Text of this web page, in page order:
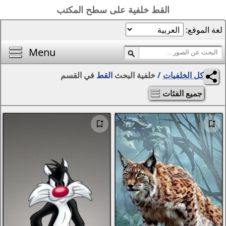
على سطح المكتب
محرر الصور
مواسم
التجريد والرسومات
الزهور
الإبداع
سيارات
Menu
القطفي القسم